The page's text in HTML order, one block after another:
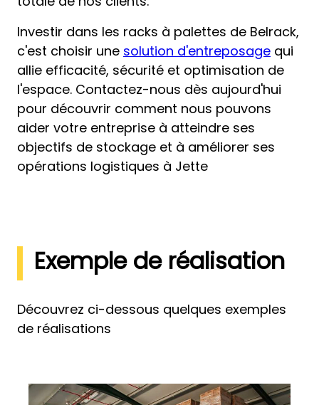
Investir dans les racks à palettes de Belrack,
c'est choisir une solution d'entreposage qui
allie efficacité, sécurité et optimisation de
l'espace. Contactez-nous dès aujourd'hui
pour découvrir comment nous pouvons
aider votre entreprise à atteindre ses
objectifs de stockage et à améliorer ses
opérations logistiques à Jette
Exemple de réalisation
Découvrez ci-dessous quelques exemples
de réalisations